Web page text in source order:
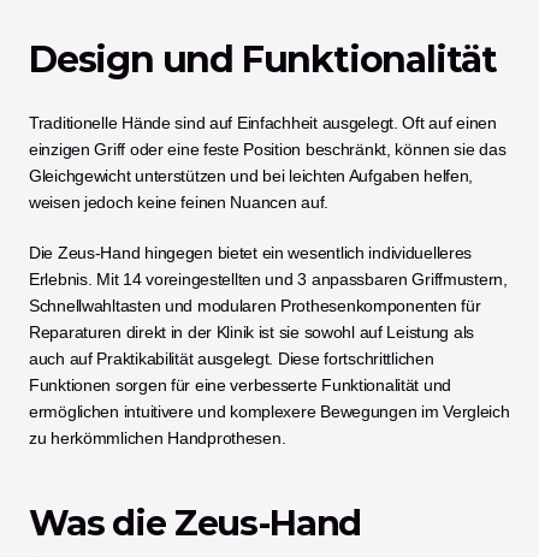
Design und Funktionalität
Traditionelle Hände sind auf Einfachheit ausgelegt. Oft auf einen
einzigen Griff oder eine feste Position beschränkt, können sie das
Gleichgewicht unterstützen und bei leichten Aufgaben helfen,
weisen jedoch keine feinen Nuancen auf.
Die Zeus-Hand hingegen bietet ein wesentlich individuelleres
Erlebnis. Mit 14 voreingestellten und 3 anpassbaren Griffmustern,
Schnellwahltasten und modularen Prothesenkomponenten für
Reparaturen direkt in der Klinik ist sie sowohl auf Leistung als
auch auf Praktikabilität ausgelegt. Diese fortschrittlichen
Funktionen sorgen für eine verbesserte Funktionalität und
ermöglichen intuitivere und komplexere Bewegungen im Vergleich
zu herkömmlichen Handprothesen.
Was die Zeus-Hand